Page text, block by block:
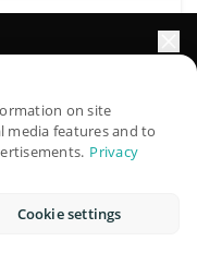
de estratégias onde
e otimizam suas
mercado
on site
media features and to
Privacy
Cookie settings